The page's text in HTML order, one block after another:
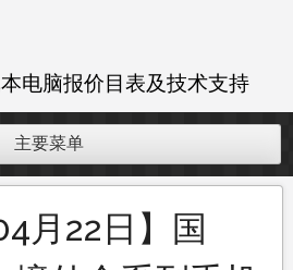
电脑报价目表及技术支持
主要菜单
月22日】国